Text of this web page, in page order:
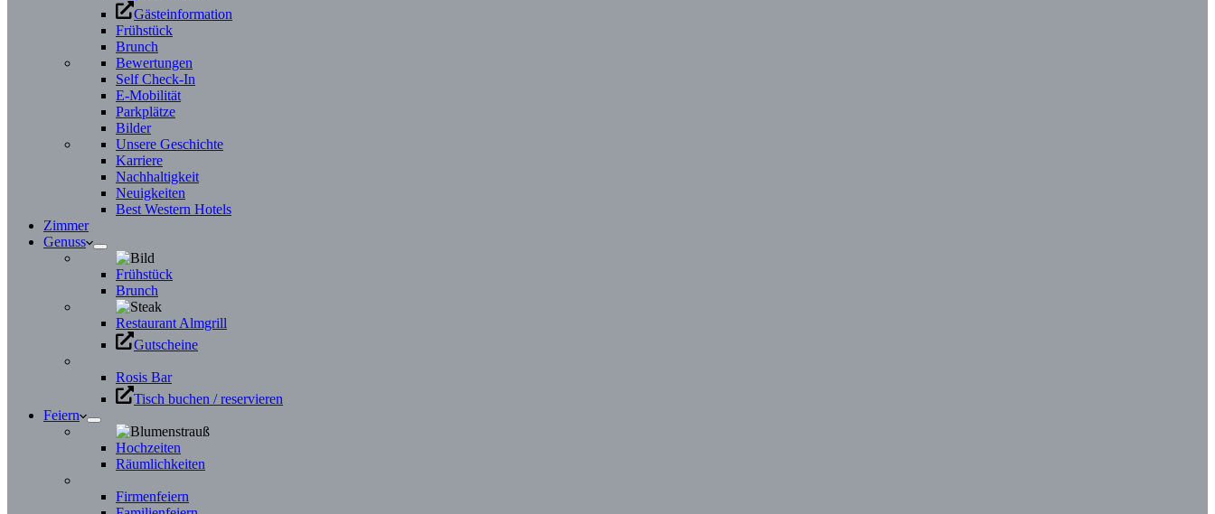
Gästeinformation
Frühstück
Brunch
Bewertungen
Self Check-In
E-Mobilität
Parkplätze
Bilder
Unsere Geschichte
Karriere
Nachhaltigkeit
Neuigkeiten
Best Western Hotels
Zimmer
Genuss
Frühstück
Brunch
Restaurant Almgrill
Gutscheine
Rosis Bar
Tisch buchen / reservieren
Feiern
Hochzeiten
Räumlichkeiten
Firmenfeiern